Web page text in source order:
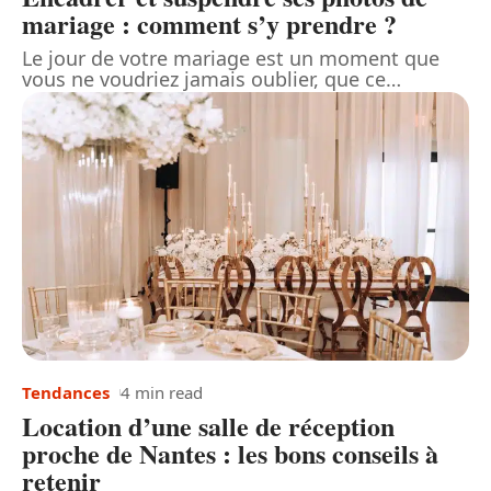
mariage : comment s’y prendre ?
Le jour de votre mariage est un moment que
vous ne voudriez jamais oublier, que ce…
Tendances 4 min read
Location d’une salle de réception
proche de Nantes : les bons conseils à
retenir